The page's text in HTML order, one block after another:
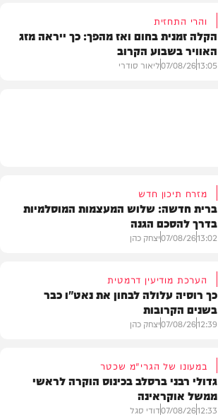
והרי התחזית
הקלה זמנית בחום ואז מהפך: כך ייראה מזג
האוויר בשבוע הקרוב
13:05
07/08/26ליאור סודרי
מזרח תיכון חדש
ברית חדשה: שלוש המעצמות המוסלמיות
בדרך להסכם הגנה
13:02
07/08/26יצחק כהן
הערכת מודיעין דרמטית
כך רוסיה עלולה לבחון את נאט"ו כבר
בשנים הקרובות
12:39
07/08/26יצחק כהן
במעונו של הגרי"מ שכטר
גדולי רבני ברסלב בכינוס הוקרה לראשי
ממשל אוקראינה
12:33
07/08/26דודי סגל